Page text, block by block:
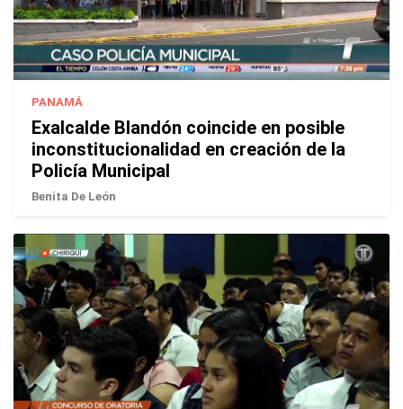
PANAMÁ
Exalcalde Blandón coincide en posible
inconstitucionalidad en creación de la
Policía Municipal
Benita De León